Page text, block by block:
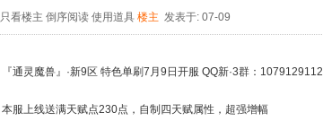
只看楼主 倒序阅读 使用道具 楼主 发表于: 07-09
『通灵魔兽』·新9区 特色单刷7月9日开服 QQ新·3群：1079129112
本服上线送满天赋点230点，自制四天赋属性，超强增幅